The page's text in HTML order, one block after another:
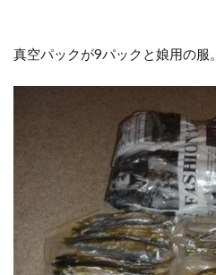
真空パックが9パックと娘用の服。